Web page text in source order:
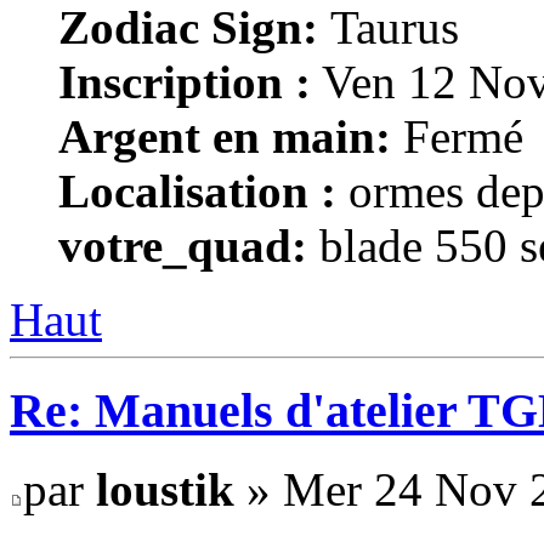
Zodiac Sign:
Inscription : Ven 12
Argent en main: Fermé
Localisation : ormes
votre_quad: blade 550
Haut
Re: Manuels d'atelier
par loustik » Mer 24 Nov